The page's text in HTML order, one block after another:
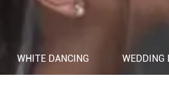
WHITE DANCING WEDDING